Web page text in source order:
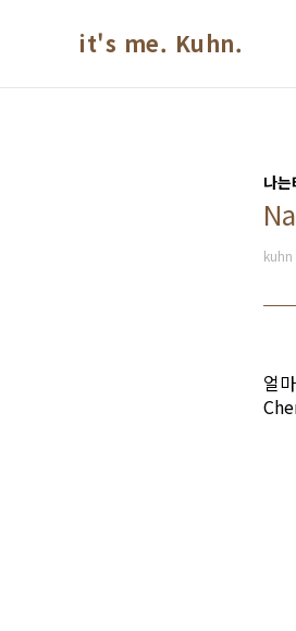
it's me. Kuhn.
나는
­kuhn
얼